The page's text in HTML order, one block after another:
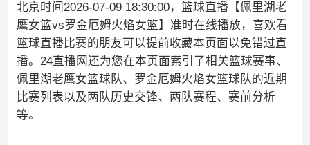
北京时间2026-07-09 18:30:00，篮球直播【佩里湖老
鹰女篮vs罗金厄姆火焰女篮】准时在线播放，喜欢看
篮球直播比赛的朋友可以提前收藏本页面以免错过直
播。24直播网还为您在本页面索引了相关篮球赛事、
佩里湖老鹰女篮球队、罗金厄姆火焰女篮球队的近期
比赛列表以及两队历史交锋、两队赛程、赛前分析
等。